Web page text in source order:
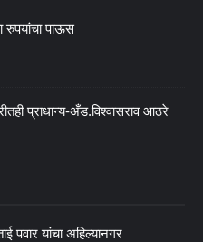
रुपयांचा पाऊस
प्राधान्य-अँड.विश्वासराव आठरे
पवार यांचा अहिल्यानगर